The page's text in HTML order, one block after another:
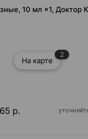
10 мл ×1, Доктор
На карте
2
р.